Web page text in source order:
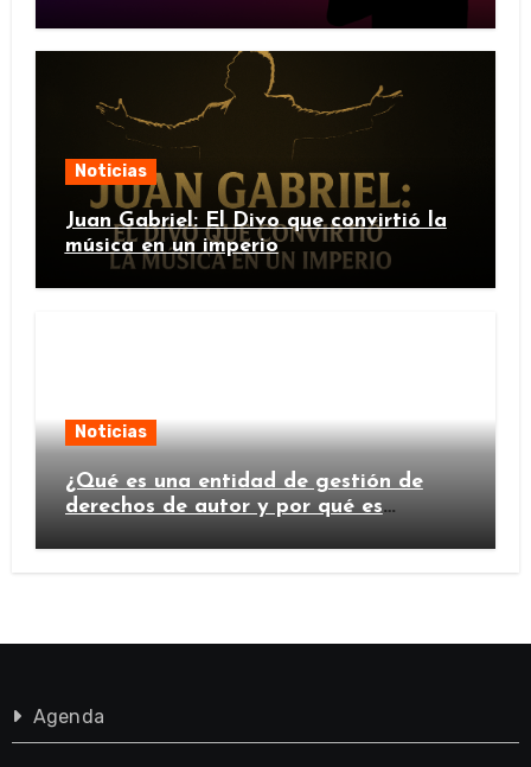
Noticias
Juan Gabriel: El Divo que convirtió la
música en un imperio
Noticias
¿Qué es una entidad de gestión de
derechos de autor y por qué es
Agenda